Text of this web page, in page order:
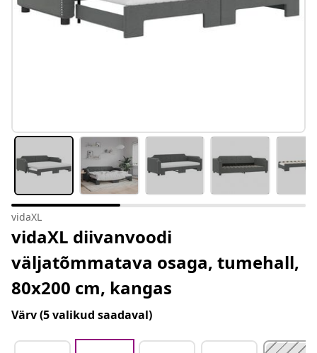
vidaXL
vidaXL diivanvoodi
väljatõmmatava osaga, tumehall,
80x200 cm, kangas
Värv(5 valikud saadaval)